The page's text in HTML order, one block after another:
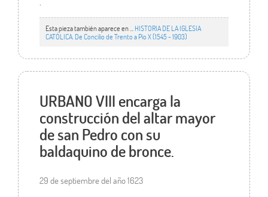
Esta pieza también aparece en ... HISTORIA DE LA IGLESIA
CATÓLICA. De Concilio de Trento a Pío X (1545 - 1903)
URBANO VIII encarga la
construcción del altar mayor
de san Pedro con su
baldaquino de bronce.
29 de septiembre del año 1623